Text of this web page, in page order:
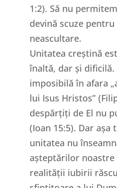
1:2). Să nu
devină scuze
neascultare.
Unitatea creștină
înaltă, dar și dificilă.
imposibilă în afara
lui Isus Hristos”
despărțiți de El nu
(Ioan 15:5). Dar așa
unitatea nu
așteptărilor noastre
realității iubirii